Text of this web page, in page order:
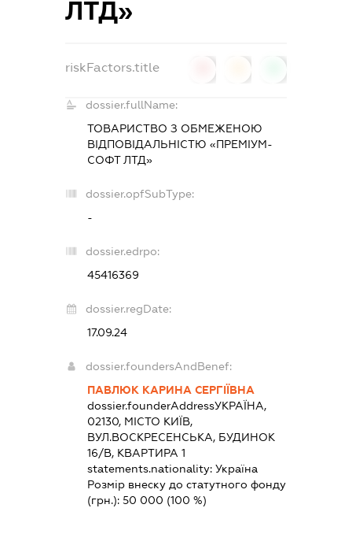
ЛТД»
riskFactors.title
dossier.fullName:
ТОВАРИСТВО З ОБМЕЖЕНОЮ
ВІДПОВІДАЛЬНІСТЮ «ПРЕМІУМ-
СОФТ ЛТД»
dossier.opfSubType:
-
dossier.edrpo:
45416369
dossier.regDate:
17.09.24
dossier.foundersAndBenef:
ПАВЛЮК КАРИНА СЕРГІЇВНА
dossier.founderAddressУКРАЇНА,
02130, МІСТО КИЇВ,
ВУЛ.ВОСКРЕСЕНСЬКА, БУДИНОК
16/В, КВАРТИРА 1
statements.nationality: Україна
Розмір внеску до статутного фонду
(грн.): 50 000 (100 %)